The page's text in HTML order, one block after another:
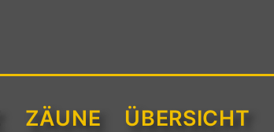
ZÄUNE ÜBERSICHT